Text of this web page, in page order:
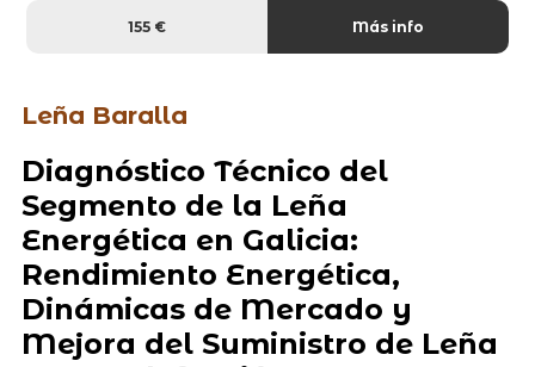
155 € Más info
Leña Baralla
Diagnóstico Técnico del
Segmento de la Leña
Energética en Galicia:
Rendimiento Energética,
Dinámicas de Mercado y
Mejora del Suministro de Leña